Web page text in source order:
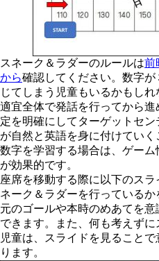
スネーク＆ラダーのルールは前
から確認してください。数字
じてしまう児童もいるかもし
適宜全体で発話を行ってから
定を明確にしてターゲットセ
が自然と英語を身に付けてい
数字を学習する場合は、ゲー
が効果的です。
座席を移動する際に以下のス
ネーク＆ラダーを行っている
元のゴールや本時のめあてを
できます。また、何も考えず
児童は、スライドを見ること
ります。